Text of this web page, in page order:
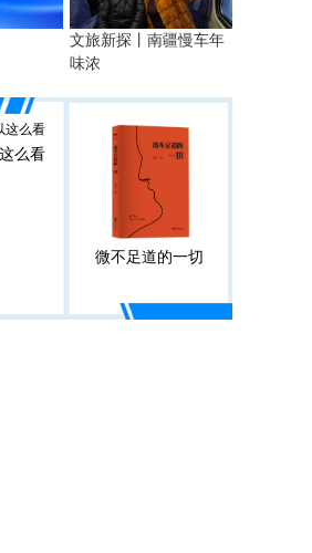
文旅新探丨南疆慢车年
味浓
么看
微不足道的一切